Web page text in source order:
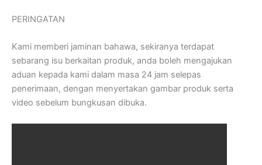
PERINGATAN
Kami memberi jaminan bahawa, sekiranya terdapat
sebarang isu berkaitan produk, anda boleh mengajukan
aduan kepada kami dalam masa 24 jam selepas
penerimaan, dengan menyertakan gambar produk serta
video sebelum bungkusan dibuka.